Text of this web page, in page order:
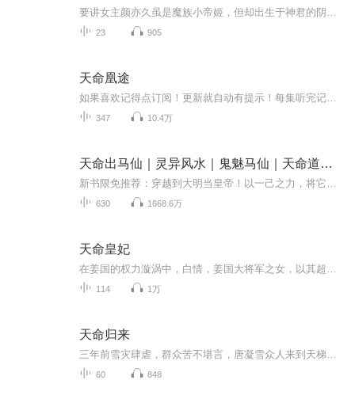
23 905
天命凰途
347 10.4万
天命出马仙｜灵异风水｜鬼魅马仙｜天命道术天命老乞丐
630 1668.6万
天命皇妃
114 1万
天命归来
60 848